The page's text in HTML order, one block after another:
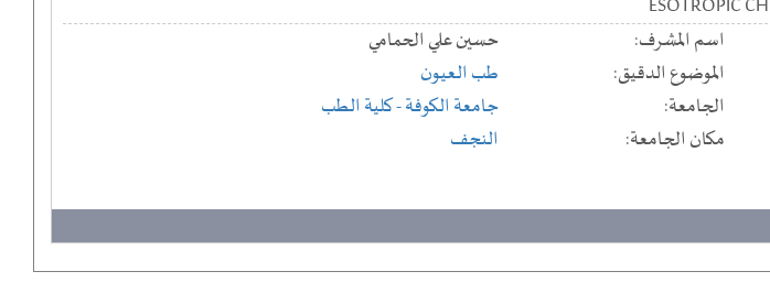
ESOTROPIC
اسم المشرف:
حسين علي الحمامي
الموضوع الدقيق:
طب العيون
الجامعة: جامعة الكوفة- كلية الطب
مكان الجامعة:
النجف